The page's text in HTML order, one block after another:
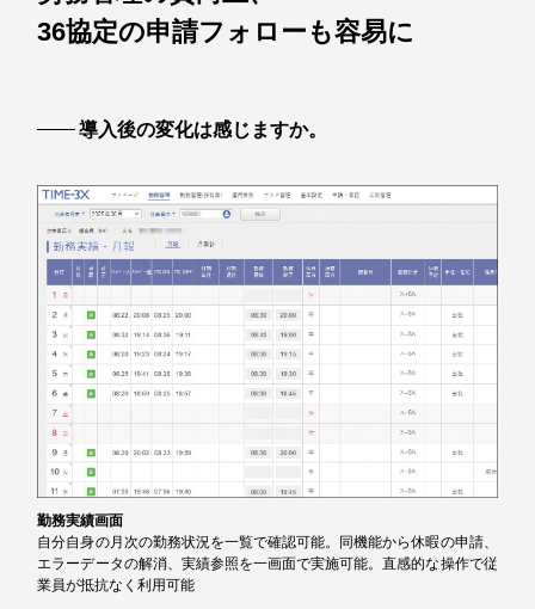
36協定の申請フォローも容易に
導入後の変化は感じますか。
勤務実績画面
自分自身の月次の勤務状況を一覧で確認可能。同機能から休暇の申請、
エラーデータの解消、実績参照を一画面で実施可能。直感的な操作で従
業員が抵抗なく利用可能